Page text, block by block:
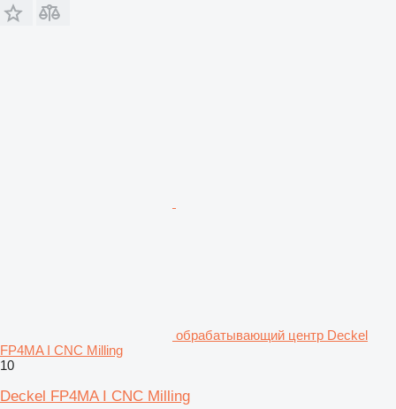
обрабатывающий центр Deckel
FP4MA I CNC Milling
10
Deckel FP4MA I CNC Milling